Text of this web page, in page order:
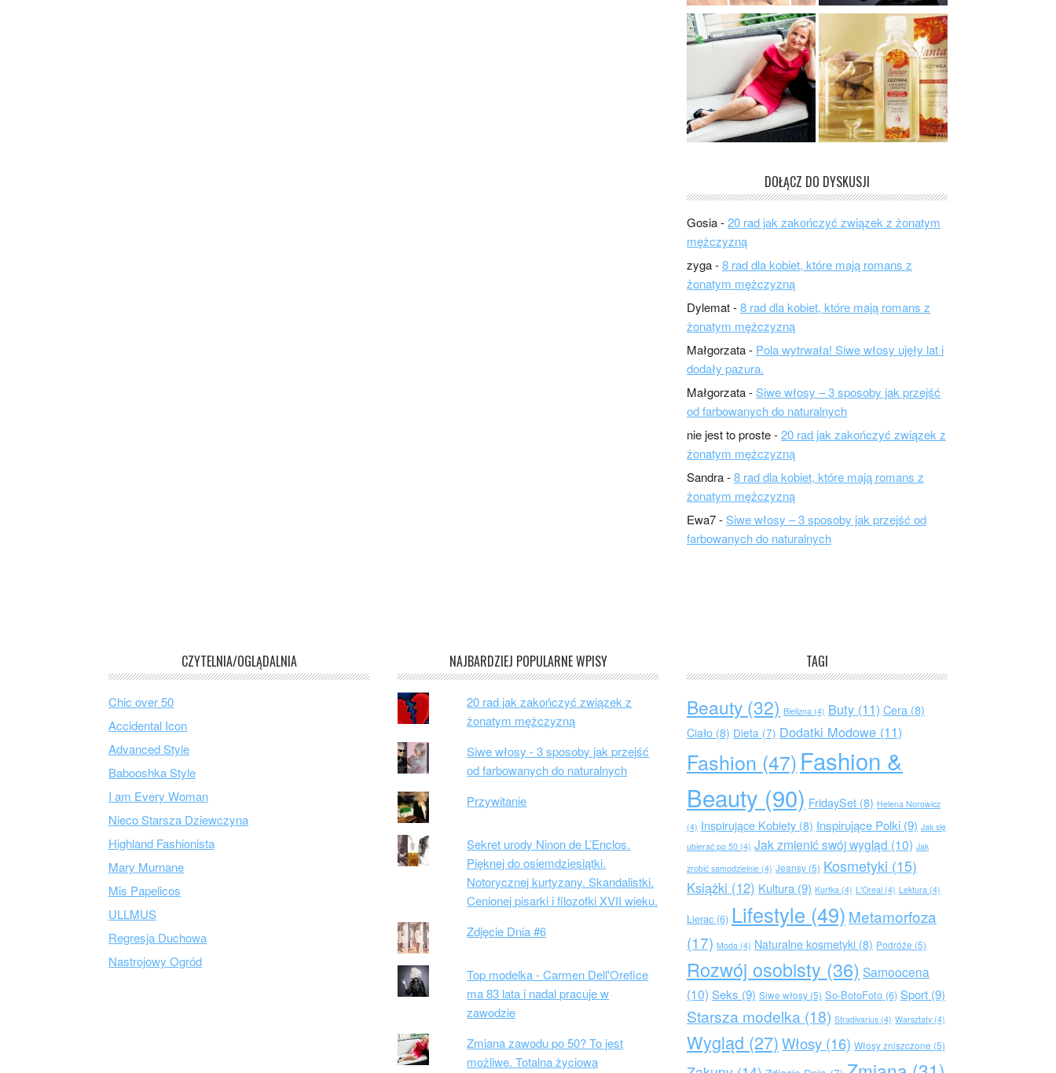
DOŁĄCZ DO DYSKUSJI
Gosia-20 rad jak zakończyć związek z żonatym
mężczyzną
zyga-8 rad dla kobiet, które mają romans z
żonatym mężczyzną
Dylemat-8 rad dla kobiet, które mają romans z
żonatym mężczyzną
Małgorzata- Pola wytrwała! Siwe włosy ujęły lat i
dodały pazura.
Małgorzata-Siwe włosy – 3 sposoby jak przejść
od farbowanych do naturalnych
nie jest to proste-20 rad jak zakończyć związek z
żonatym mężczyzną
Sandra-8 rad dla kobiet, które mają romans z
żonatym mężczyzną
Ewa7-Siwe włosy – 3 sposoby jak przejść od
farbowanych do naturalnych
CZYTELNIA/OGLĄDALNIA
Chic over 50
Accidental Icon
Advanced Style
Babooshka Style
I am Every Woman
Nieco Starsza Dziewczyna
Highland Fashionista
Mary Murnane
Mis Papelicos
ULLMUS
Regresja Duchowa
Nastrojowy Ogród
NAJBARDZIEJ POPULARNE WPISY
20 rad jak zakończyć związek z
żonatym mężczyzną
Siwe włosy - 3 sposoby jak przejść
od farbowanych do naturalnych
Przywitanie
Sekret urody Ninon de L’Enclos.
Pięknej do osiemdziesiątki.
Notorycznej kurtyzany. Skandalistki.
Cenionej pisarki i filozofki XVII wieku.
Zdjęcie Dnia #6
Top modelka - Carmen Dell'Orefice
ma 83 lata i nadal pracuje w
zawodzie
Zmiana zawodu po 50? To jest
możliwe. Totalna życiowa
TAGI
Beauty (32) Bielizna (4) Buty (11) Cera (8)
Ciało (8) Dieta (7) Dodatki Modowe (11)
Fashion (47)Fashion &
Beauty (90) FridaySet (8) Helena Norowicz
(4) Inspirujące Kobiety (8) Inspirujące Polki (9) Jak się
ubierać po 50 (4) Jak zmienić swój wygląd (10) Jak
zrobić samodzielnie (4) Jeansy (5) Kosmetyki (15)
Książki (12) Kultura (9) Kurtka (4) L'Oreal (4) Lektura (4)
Lierac (6) Lifestyle (49) Metamorfoza
(17) Moda (4) Naturalne kosmetyki (8) Podróże (5)
Rozwój osobisty (36) Samoocena
(10) Seks (9) Siwe włosy (5) So-BotoFoto (6) Sport (9)
Starsza modelka (18) Stradivarius (4) Warsztaty (4)
Wygląd (27)Włosy (16) Włosy zniszczone (5)